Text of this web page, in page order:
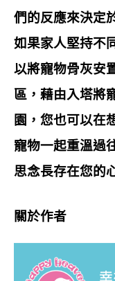
們的反應來決定
如果家人堅持不
以將寵物骨灰安
區，藉由入塔將
園，您也可以在
寵物一起重溫過
思念長存在您的
關於作者